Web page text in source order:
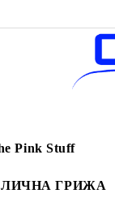
Pink Stuff
ГРИЖА